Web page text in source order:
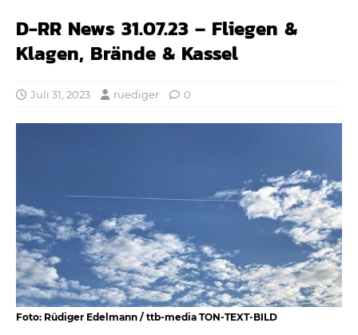
D-RR News 31.07.23 – Fliegen &
Klagen, Brände & Kassel
Juli 31, 2023 ruediger 0
Foto: Rüdiger Edelmann / ttb-media TON-TEXT-BILD